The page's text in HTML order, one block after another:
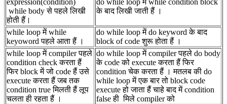
expression(condition)
while body से पहले लिखी
होती हैं।
do while loop में while condition block
के बाद लिखी जाती हैं ।
while loop में while
keyoword पहले आता हैं ।
do while loop में do keyword के बाद
block of code शुरू होता हैं ।
while loop में compiler पहले
condition check करता हैं
फिर block में जो code हैं उसे
execute करता हैं जब तक
condition true मिलती हैं लूप
चलता ही रहता हैं ।
do while loop में compiler पहले do body
के code को execute करता हैं फिर
condition चेक करता हैं । मतलब की do
while loop में एक बार तो block code
execute हो जाता हैं चाहे बाद में condition
false ही मिले compiler को